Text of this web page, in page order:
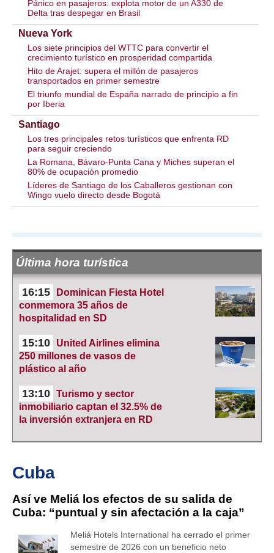
Pánico en pasajeros: explota motor de un A330 de
Delta tras despegar en Brasil
Nueva York
Los siete principios del WTTC para convertir el
crecimiento turístico en prosperidad compartida
Hito de Arajet: supera el millón de pasajeros
transportados en primer semestre
El triunfo mundial de España narrado de principio a fin
por Iberia
Santiago
Los tres principales retos turísticos que enfrenta RD
para seguir creciendo
La Romana, Bávaro-Punta Cana y Miches superan el
80% de ocupación promedio
Líderes de Santiago de los Caballeros gestionan con
Wingo vuelo directo desde Bogotá
Última hora turística
16:15
Dominican Fiesta Hotel
conmemora 35 años de
hospitalidad en SD
15:10
United Airlines elimina
250 millones de vasos de
plástico al año
13:10 Turismo y sector
inmobiliario captan el 32.5% de
la inversión extranjera en RD
Cuba
Así ve Meliá los efectos de su salida de
Cuba: “puntual y sin afectación a la caja”
Meliá Hotels International ha cerrado el primer
semestre de 2026 con un beneficio neto